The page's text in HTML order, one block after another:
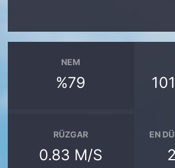
NEM
%79
RÜZGAR
0.83 M/S
EN